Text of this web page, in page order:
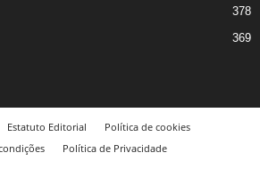
378
369
Estatuto Editorial
Política de cookies
Política de Privacidade